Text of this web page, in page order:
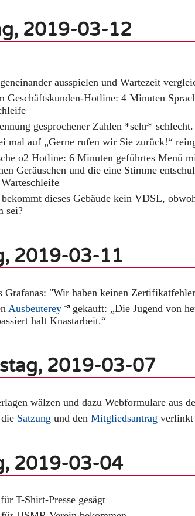
2019-03-12
ausspielen und Wartezeit
Geschäftskunden-Hotline: 4 Minuten
gesprochener Zahlen *sehr*
mal auf „Gerne rufen wir Sie zurück!“
o2 Hotline: 6 Minuten geführtes Menü
Geräuschen und die eine Stimme
dieses Gebäude kein VDSL,
sei?
2019-03-11
Grafanas: "Wir haben keinen
Ausbeuterey
gekauft: „Die Jugend von
halt Knastarbeit.“
2019-03-07
wälzen und dazu Webformulare aus
die Satzung und denMitgliedsantrag verlinkt
2019-03-04
T-Shirt-Presse gesägt